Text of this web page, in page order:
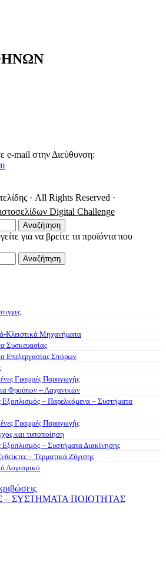
e-mail στην Διεύθυνση:
· All Rights Reserved ·
Digital Challenge
Αναζήτηση
για να βρείτε τα προϊόντα που
Αναζήτηση
Κλειστικά Μηχανήματα
Συσκευασίας
Επεξεργασίας Σπόρων
Γραμμές Παραγωγής
Φρούτων – Λαχανικών
Εξοπλισμός – Παρελκόμενα – Συστήματα
Γραμμές Παραγωγής
και τυποποίηση
Εξοπλισμός – Συστήματα Διακίνησης
– Tερματικά Ζύγισης
Λογισμικό
– ΣΥΣΤΗΜΑΤΑ ΠΟΙΟΤΗΤΑΣ